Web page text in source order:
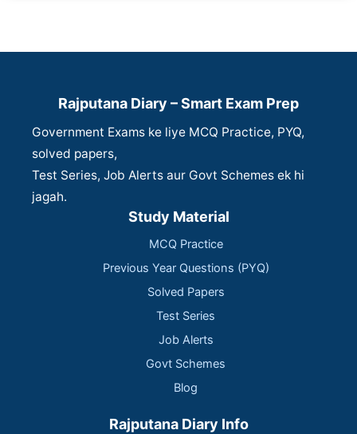
Rajputana Diary – Smart Exam Prep
Government Exams ke liye MCQ Practice, PYQ,
solved papers,
Test Series, Job Alerts aur Govt Schemes ek hi
jagah.
Study Material
MCQ Practice
Previous Year Questions (PYQ)
Solved Papers
Test Series
Job Alerts
Govt Schemes
Blog
Rajputana Diary Info